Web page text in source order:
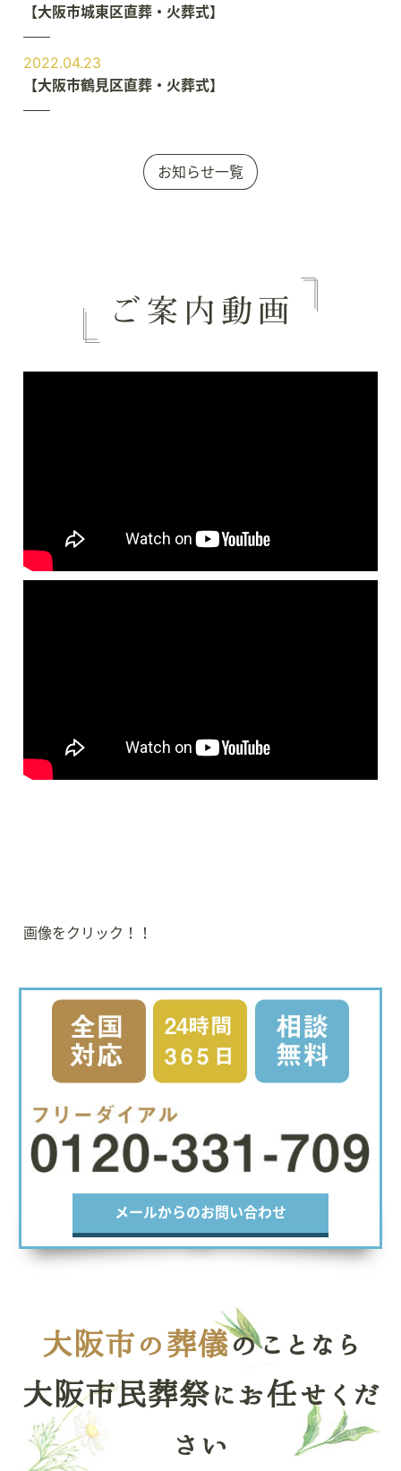
【大阪市城東区直葬・火葬式】
2022.04.23
【大阪市鶴見区直葬・火葬式】
お知らせ一覧
画像をクリック！！
メールからのお問い合わせ
大阪市の葬儀のことなら
大阪市民葬祭にお任せくだ
さい